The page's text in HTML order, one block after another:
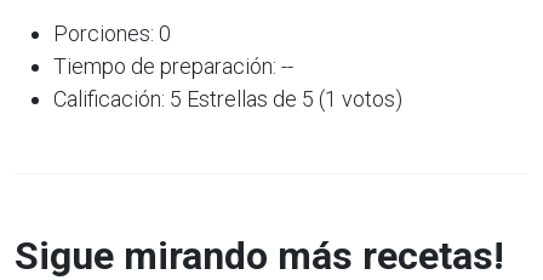
Porciones: 0
Tiempo de preparación: --
Calificación: 5 Estrellas de 5 (1 votos)
Sigue mirando más recetas!